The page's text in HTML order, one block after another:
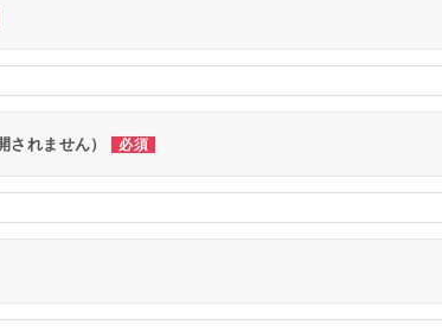
されません） 必須